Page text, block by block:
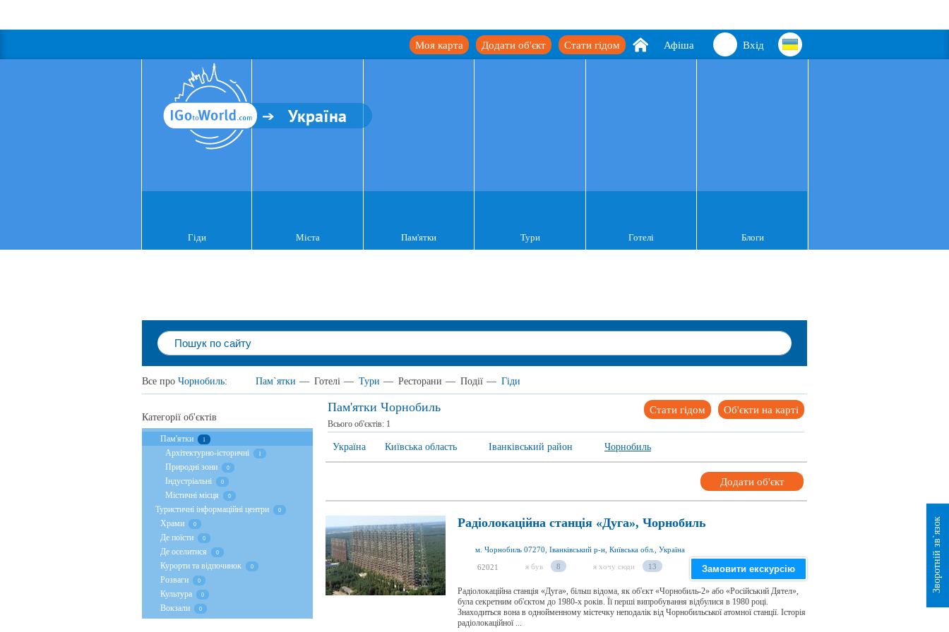
Вхід
Афіша
Стати гідом
Додати об'єкт
Моя карта
Україна
Гіди Міста Пам'ятки Тури Готелі Блоги
Все про Чорнобиль: Пам`ятки — Готелі — Тури — Ресторани — Події — Гіди
Пам'ятки Чорнобиль Об'єкти на карті
Стати гідом
Всього об'єктів: 1
Україна Київська область Іванківський район Чорнобиль
Додати об'єкт
Радіолокаційна станція «Дуга», Чорнобиль
м. Чорнобиль 07270, Іванківський р-н, Київська обл., Україна
62021 я був 8 я хочу сюди 13 Замовити екскурсію
Радіолокаційна станція «Дуга», більш відома, як об'єкт «Чорнобиль-2» або «Російський Дятел»,
була секретним об'єктом до 1980-х років. Її перші випробування відбулися в 1980 році.
Знаходиться вона в однойменному містечку неподалік від Чорнобильської атомної станції. Історія
радіолокаційної ...
Категорії об'єктів
Пам'ятки 1
Архітектурно-історичні 1
Природні зони 0
Індустріальні 0
Містичні місця 0
Туристичні інформаційні центри 0
Храми 0
Де поїсти 0
Де оселитися 0
Курорти та відпочинок 0
Розваги 0
Культура 0
Вокзали 0
Зворотній зв`язок